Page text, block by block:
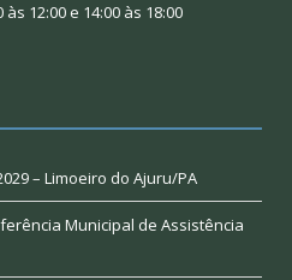
12:00 e 14:00 às 18:00
– Limoeiro do Ajuru/PA
Municipal de Assistência